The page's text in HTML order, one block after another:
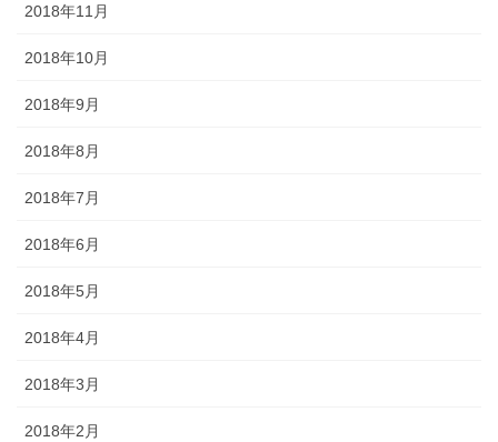
2018年11月
2018年10月
2018年9月
2018年8月
2018年7月
2018年6月
2018年5月
2018年4月
2018年3月
2018年2月